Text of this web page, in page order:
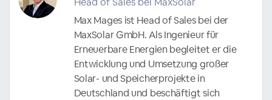
Max Mages ist Head of Sales bei der
MaxSolar GmbH. Als Ingenieur für
Erneuerbare Energien begleitet er die
Entwicklung und Umsetzung großer
Solar- und Speicherprojekte in
Deutschland und beschäftigt sich